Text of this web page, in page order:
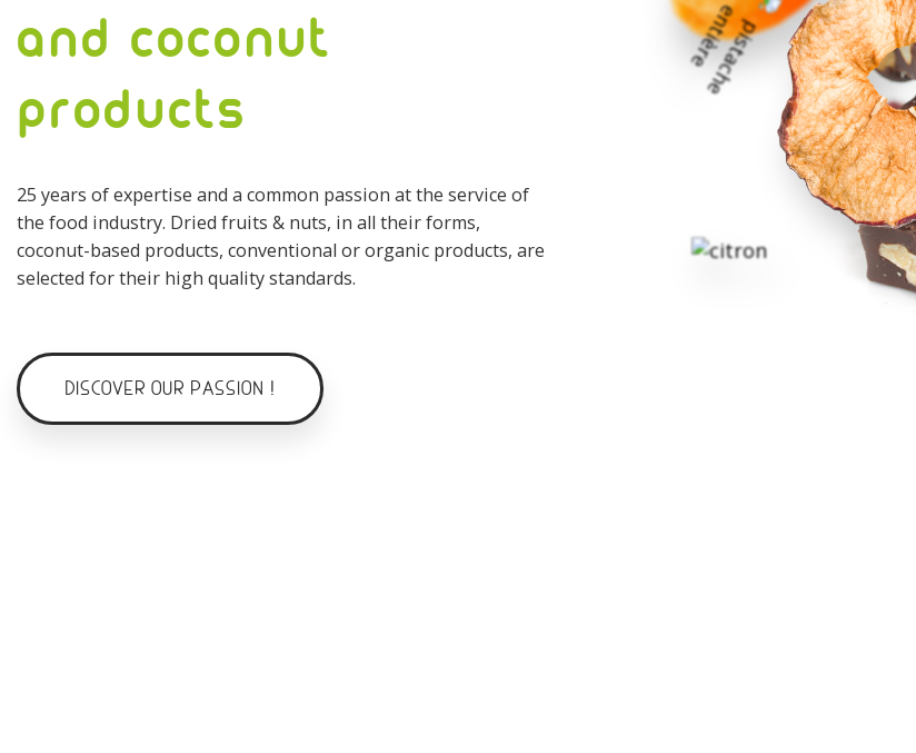
and coconut
products
25 years of expertise and a common passion at the service of
the food industry. Dried fruits & nuts, in all their forms,
coconut-based products, conventional or organic products, are
selected for their high quality standards.
DISCOVER OUR PASSION !